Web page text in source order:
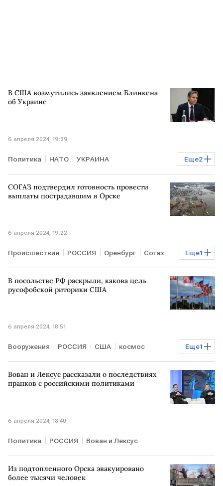
В США возмутились заявлением Блинкена
об Украине
6 апреля 2024, 19:39
Еще2
Политика НАТО УКРАИНА
вступление Украины в НАТО Энтони Блинкен
СОГАЗ подтвердил готовность провести
выплаты пострадавшим в Орске
6 апреля 2024, 19:22
Еще1
Происшествия РОССИЯ Оренбург Согаз
страховые выплаты
В посольстве РФ раскрыли, какова цель
русофобской риторики США
6 апреля 2024, 18:51
Еще1
Вооружения РОССИЯ США космос
размещение ядерного оружия в космосе
Вован и Лексус рассказали о последствиях
пранков с российскими политиками
6 апреля 2024, 18:40
Политика РОССИЯ Вован и Лексус
Из подтопленного Орска эвакуировано
более тысячи человек